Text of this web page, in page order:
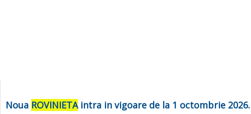
Noua ROVINIETAintra in vigoare de la 1 octombrie